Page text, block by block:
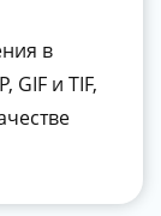
в
GIF и TIF,